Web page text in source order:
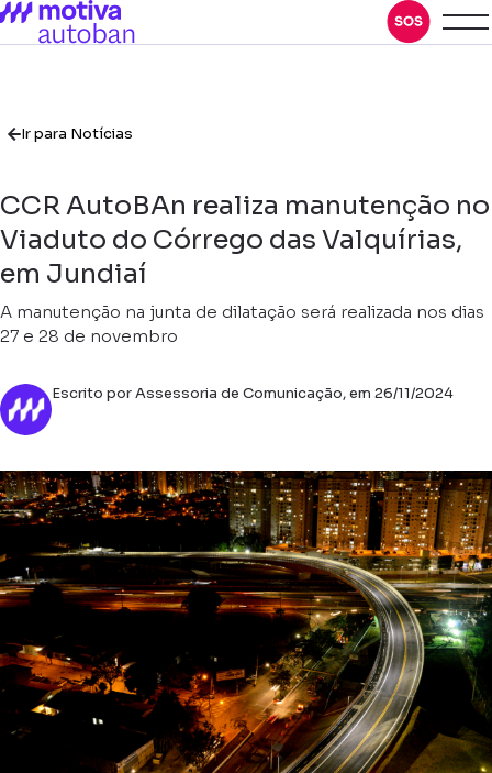
Ir para Notícias
CCR AutoBAn realiza manutenção no
Viaduto do Córrego das Valquírias,
em Jundiaí
A manutenção na junta de dilatação será realizada nos dias
27 e 28 de novembro
Escrito por Assessoria de Comunicação, em 26/11/2024